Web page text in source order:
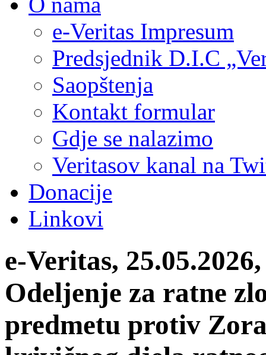
e-Veritas Impresum
Predsjednik D.I.C
Saopštenja
Kontakt formular
Gdje se nalazimo
Veritasov kanal na
Donacije
Linkovi
e-Veritas,
Odeljenje za ratne
predmetu protiv